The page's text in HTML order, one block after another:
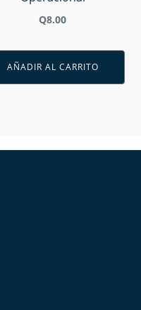
Q8.00
AÑADIR AL CARRITO